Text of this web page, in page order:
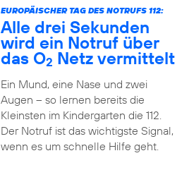
EUROPÄISCHER TAG DES NOTRUFS 112:
Alle drei Sekunden
wird ein Notruf über
das O2 Netz vermittelt
Ein Mund, eine Nase und zwei
Augen – so lernen bereits die
Kleinsten im Kindergarten die 112.
Der Notruf ist das wichtigste Signal,
wenn es um schnelle Hilfe geht.